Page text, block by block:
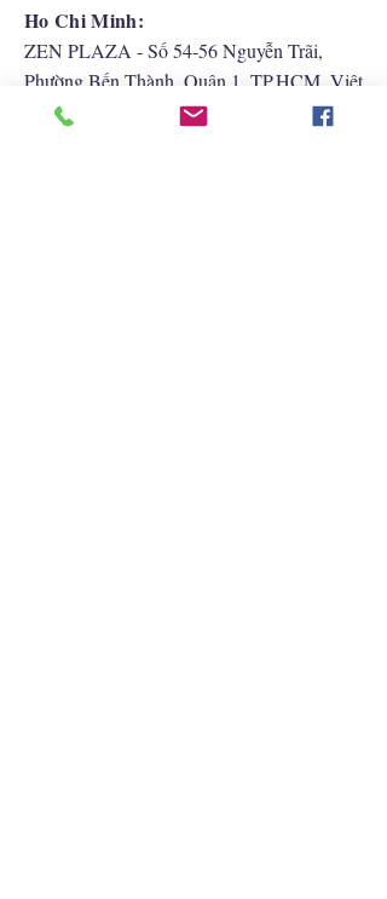
Ho Chi Minh:
ZEN PLAZA - Số 54-56 Nguyễn Trãi,
Phường Bến Thành, Quận 1, TP.HCM, Việt
Nam